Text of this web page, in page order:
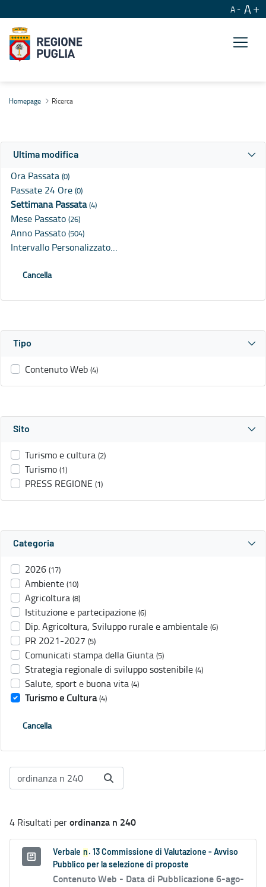
A A
Homepage Ricerca
Ultima modifica
Ora Passata (0)
Passate 24 Ore (0)
Settimana Passata(4)
Mese Passato (26)
Anno Passato (504)
Intervallo Personalizzato…
Cancella
Tipo
Contenuto Web (4)
Sito
Turismo e cultura (2)
Turismo (1)
PRESS REGIONE (1)
Categoria
2026 (17)
Ambiente (10)
Agricoltura (8)
Istituzione e partecipazione (6)
Dip. Agricoltura, Sviluppo rurale e ambientale (6)
PR 2021-2027 (5)
Comunicati stampa della Giunta (5)
Strategia regionale di sviluppo sostenibile (4)
Salute, sport e buona vita (4)
Turismo e Cultura (4)
Cancella
4 Risultati perordinanza n 240
Verbale n . 13 Commissione di Valutazione - Avviso
Pubblico per la selezione di proposte
Contenuto Web - Data di Pubblicazione 6-ago-